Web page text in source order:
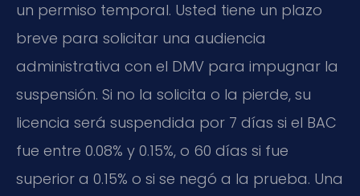
un permiso temporal. Usted tiene un plazo
breve para solicitar una audiencia
administrativa con el DMV para impugnar la
suspensión. Si no la solicita o la pierde, su
licencia será suspendida por 7 días si el BAC
fue entre 0.08% y 0.15%, o 60 días si fue
superior a 0.15% o si se negó a la prueba. Una